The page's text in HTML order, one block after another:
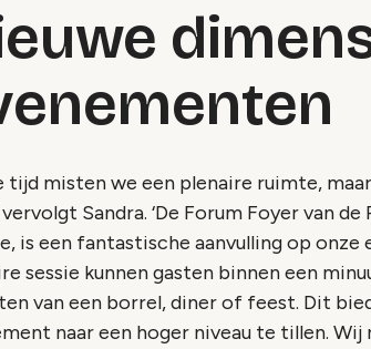
tijd misten we een plenaire ruimte,
vervolgt Sandra. ‘De Forum Foyer van
is een fantastische aanvulling op onze
sessie kunnen gasten binnen een
van een borrel, diner of feest. Dit
naar een hoger niveau te tillen.